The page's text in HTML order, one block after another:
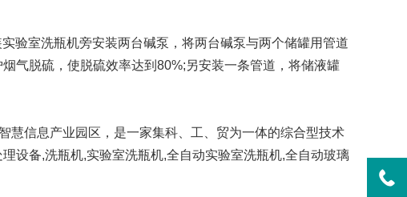
F2实验室洗
Aurora-F2Plus实验
室洗瓶机旁安装两台碱泵，将两台碱泵与两个储罐用管道
气脱硫，使脱硫效率达到80%;另安装一条管道，将储液罐
信息产业园区，是一家集科、工、贸为一体的综合型技术
设备,洗瓶机,实验室洗瓶机,全自动实验室洗瓶机,全自动玻璃